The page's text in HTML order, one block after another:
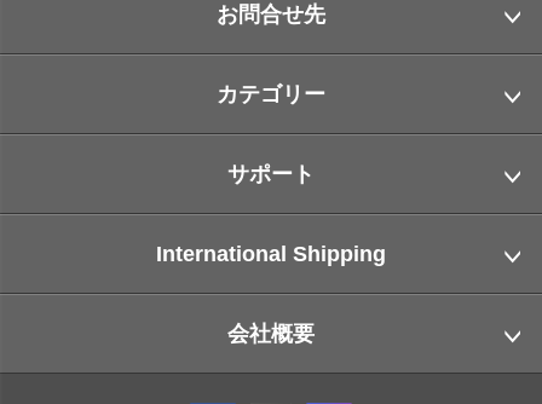
お問合せ先
カテゴリー
サポート
International Shipping
会社概要